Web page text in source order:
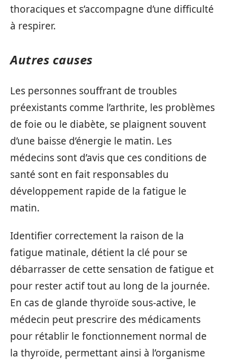
thoraciques et s’accompagne d’une difficulté
à respirer.
Autres causes
Les personnes souffrant de troubles
préexistants comme l’arthrite, les problèmes
de foie ou le diabète, se plaignent souvent
d’une baisse d’énergie le matin. Les
médecins sont d’avis que ces conditions de
santé sont en fait responsables du
développement rapide de la fatigue le
matin.
Identifier correctement la raison de la
fatigue matinale, détient la clé pour se
débarrasser de cette sensation de fatigue et
pour rester actif tout au long de la journée.
En cas de glande thyroïde sous-active, le
médecin peut prescrire des médicaments
pour rétablir le fonctionnement normal de
la thyroïde, permettant ainsi à l’organisme